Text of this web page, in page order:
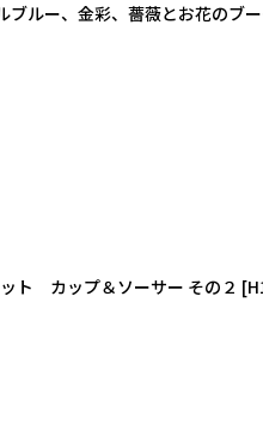
ルー、金彩、薔薇とお花のブー
ト カップ＆ソーサー その２ [